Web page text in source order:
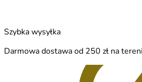
Szybka wysyłka
Darmowa dostawa od 250 zł na